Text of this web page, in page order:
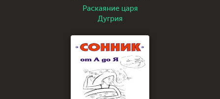
Раскаяние царя
Дугрия